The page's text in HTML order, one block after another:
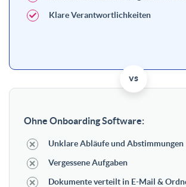
Klare Verantwortlichkeiten
vs
Ohne Onboarding Software:
Unklare Abläufe und Abstimmungen
Vergessene Aufgaben
Dokumente verteilt in E-Mail &